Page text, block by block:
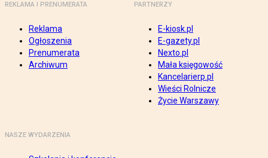
REKLAMA I PRENUMERATA
Reklama
Ogłoszenia
Prenumerata
Archiwum
PARTNERZY
E-kiosk.pl
E-gazety.pl
Nexto.pl
Mała księgowość
Kancelarierp.pl
Wieści Rolnicze
Życie Warszawy
NASZE WYDARZENIA